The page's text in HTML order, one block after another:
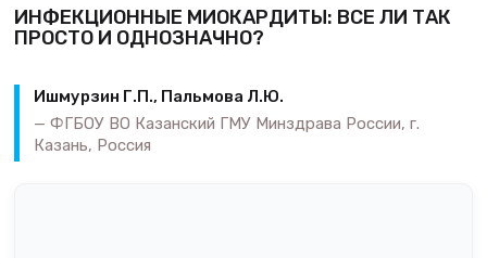
ИНФЕКЦИОННЫЕ МИОКАРДИТЫ: ВСЕ ЛИ ТАК
ПРОСТО И ОДНОЗНАЧНО?
Ишмурзин Г.П., Пальмова Л.Ю.
ФГБОУ ВО Казанский ГМУ Минздрава России, г.
Казань, Россия